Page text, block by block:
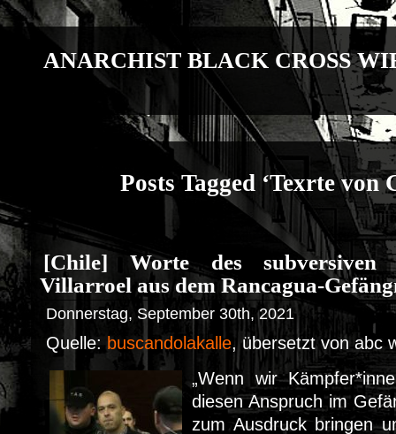
ANARCHIST BLACK CROSS
Posts Tagged ‘Texrte von
[Chile] Worte des subversiven
Villarroel aus dem Rancagua-
Donnerstag, September 30th, 2021
Quelle: buscandolakalle, übersetzt von abc
„Wenn wir
diesen Anspruch im
zum Ausdruck bringen